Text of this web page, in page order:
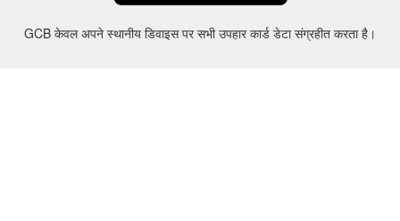
GCB केवल अपने स्थानीय डिवाइस पर सभी उपहार कार्ड डेटा संग्रहीत करता है।